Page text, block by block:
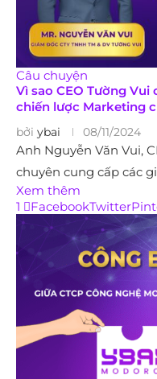
Câu chuyện
Vì sao CEO Tường Vui
chiến lược Marketing
bởi ybai 08/11/2024
Anh Nguyễn Văn Vui,
chuyên cung cấp các
Xem thêm
1
FacebookTwitter